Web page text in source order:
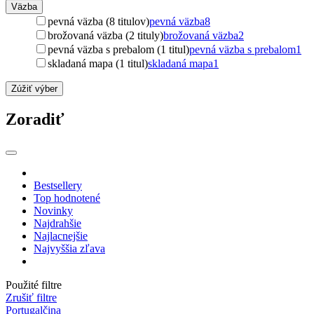
Väzba
pevná väzba (8 titulov)pevná väzba8
brožovaná väzba (2 tituly)brožovaná väzba2
pevná väzba s prebalom (1 titul)pevná väzba s prebalom1
skladaná mapa (1 titul)skladaná mapa1
Zúžiť výber
Zoradiť
Bestsellery
Top hodnotené
Novinky
Najdrahšie
Najlacnejšie
Najvyššia zľava
Použité filtre
Zrušiť filtre
Portugalčina